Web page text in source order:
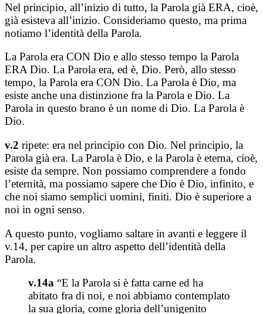
Nel principio, all’inizio di tutto, la Parola già ERA, cioè,
già esisteva all’inizio. Consideriamo questo, ma prima
notiamo l’identità della Parola.
La Parola era CON Dio e allo stesso tempo la Parola
ERA Dio. La Parola era, ed è, Dio. Però, allo stesso
tempo, la Parola era CON Dio. La Parola è Dio, ma
esiste anche una distinzione fra la Parola e Dio. La
Parola in questo brano è un nome di Dio. La Parola è
Dio.
v.2 ripete: era nel principio con Dio. Nel principio, la
Parola già era. La Parola è Dio, e la Parola è eterna, cioè,
esiste da sempre. Non possiamo comprendere a fondo
l’eternità, ma possiamo sapere che Dio è Dio, infinito, e
che noi siamo semplici uomini, finiti. Dio è superiore a
noi in ogni senso.
A questo punto, vogliamo saltare in avanti e leggere il
v.14, per capire un altro aspetto dell’identità della
Parola.
v.14a “E la Parola si è fatta carne ed ha
abitato fra di noi, e noi abbiamo contemplato
la sua gloria, come gloria dell’unigenito